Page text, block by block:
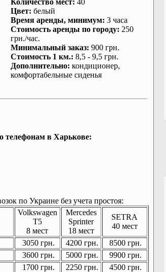
Количество мест: 40
Цвет: белый
Время аренды, минимум: 3 часа
Стоимость аренды по городу: 250
грн./час.
Минимальный заказ: 900 грн.
Стоимость 1 км.: 8,5 - 9,5 грн.
Дополнительно: кондиционер,
комфортабельные сиденья
телефонам в Харькове:
по Украине без учета простоя:
Volkswagen
T5
8 мест
Mercedes
Sprinter
18 мест
SETRA
40 мест
3050 грн. 4200 грн.
8500 грн.
3600 грн. 5000 грн.
9900 грн.
1700 грн. 2250 грн.
4500 грн.